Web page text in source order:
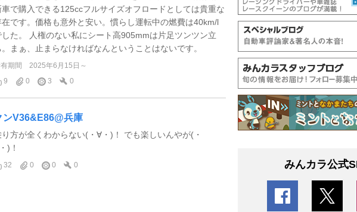
車で購入できる125ccフルサイズオフロードとしては貴重な
在です。価格も意外と安い。慣らし運転中の燃費は40km/l
した。 人権のない私にシート高905mmは片足ツンツン立
。まぁ、止まらなければなんということはないです。
期間
2025年6月15日～
9
0 3 0
ンV36&E86@兵庫
り方が全くわからない(・∀・)！ でも楽しいんやが(・
)！
32 0 0 0 みんカラ公式